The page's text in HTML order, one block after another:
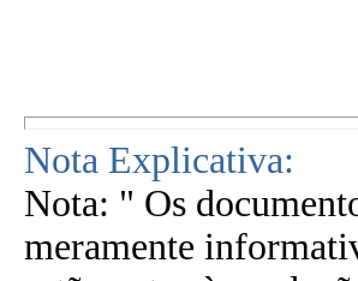
Nota Explicativa:
Nota: " Os
meramente